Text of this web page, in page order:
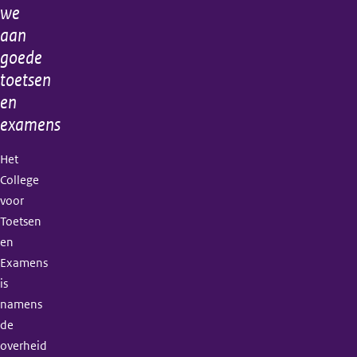
we
aan
goede
toetsen
en
examens
Het
College
voor
Toetsen
en
Examens
is
namens
de
overheid